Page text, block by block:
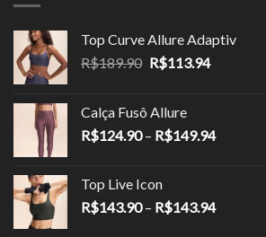
Top Curve Allure Adaptiv
R$189.90 O
era:
R$189.90.
R$113.94O
R$113.94.
Calça Fusô Allure
R$124.90 – R$149.94Faixa
através
Top Live Icon
R$143.90 – R$143.94Faixa